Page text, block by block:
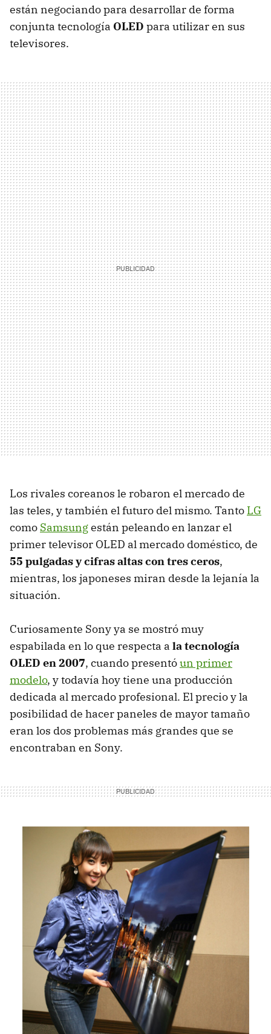
están negociando para desarrollar de forma
conjunta tecnología OLED para utilizar en sus
televisores.
Los rivales coreanos le robaron el mercado de
las teles, y también el futuro del mismo. Tanto LG
como Samsungestán peleando en lanzar el
primer televisor OLED al mercado doméstico, de
55 pulgadas y cifras altas con tres ceros,
mientras, los japoneses miran desde la lejanía la
situación.
Curiosamente Sony ya se mostró muy
espabilada en lo que respecta a la tecnología
OLED en 2007, cuando presentóun primer
modelo, y todavía hoy tiene una producción
dedicada al mercado profesional. El precio y la
posibilidad de hacer paneles de mayor tamaño
eran los dos problemas más grandes que se
encontraban en Sony.